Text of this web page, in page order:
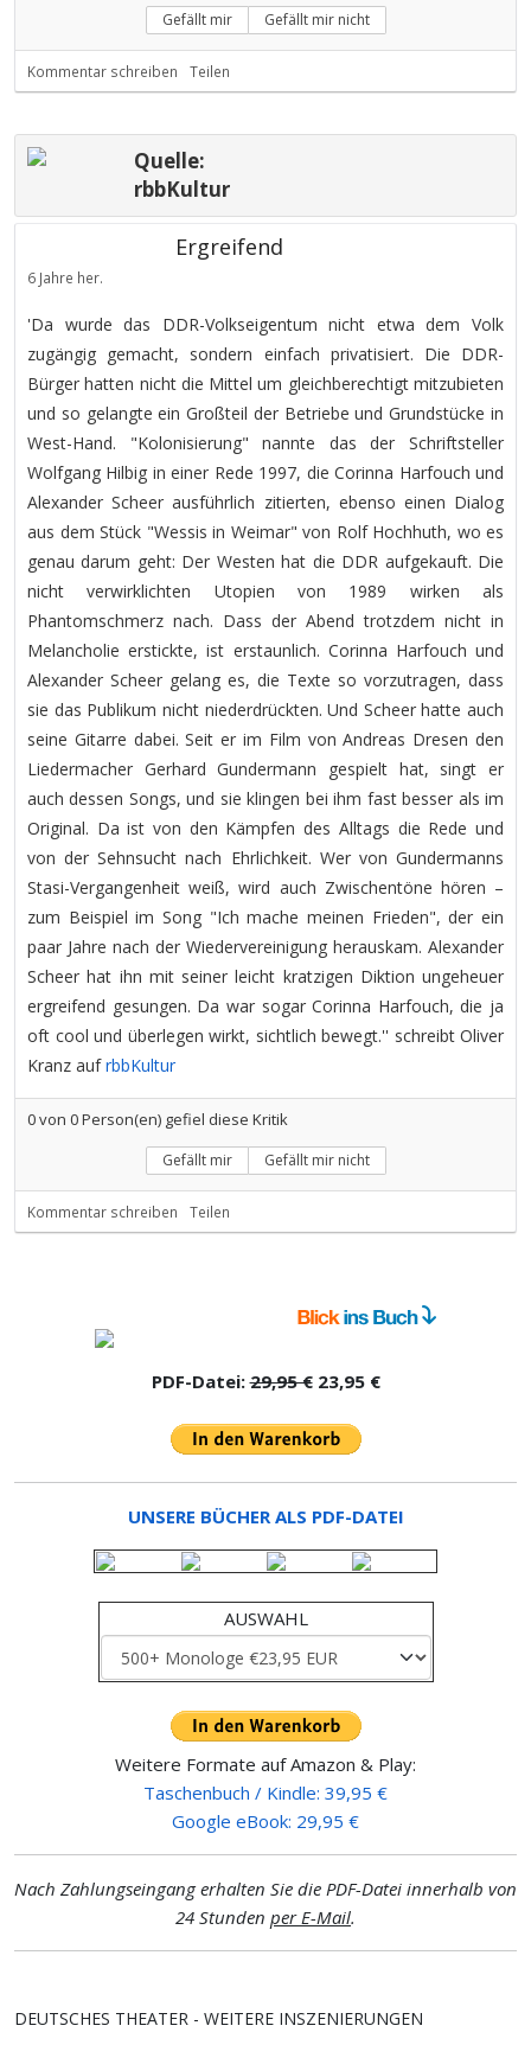
Gefällt mir Gefällt mir nicht
Kommentar schreiben Teilen
Quelle:
rbbKultur
Ergreifend
6 Jahre her.
'Da wurde das DDR-Volkseigentum nicht etwa dem Volk
zugängig gemacht, sondern einfach privatisiert. Die DDR-
Bürger hatten nicht die Mittel um gleichberechtigt mitzubieten
und so gelangte ein Großteil der Betriebe und Grundstücke in
West-Hand. "Kolonisierung" nannte das der Schriftsteller
Wolfgang Hilbig in einer Rede 1997, die Corinna Harfouch und
Alexander Scheer ausführlich zitierten, ebenso einen Dialog
aus dem Stück "Wessis in Weimar" von Rolf Hochhuth, wo es
genau darum geht: Der Westen hat die DDR aufgekauft. Die
nicht verwirklichten Utopien von 1989 wirken als
Phantomschmerz nach. Dass der Abend trotzdem nicht in
Melancholie erstickte, ist erstaunlich. Corinna Harfouch und
Alexander Scheer gelang es, die Texte so vorzutragen, dass
sie das Publikum nicht niederdrückten. Und Scheer hatte auch
seine Gitarre dabei. Seit er im Film von Andreas Dresen den
Liedermacher Gerhard Gundermann gespielt hat, singt er
auch dessen Songs, und sie klingen bei ihm fast besser als im
Original. Da ist von den Kämpfen des Alltags die Rede und
von der Sehnsucht nach Ehrlichkeit. Wer von Gundermanns
Stasi-Vergangenheit weiß, wird auch Zwischentöne hören –
zum Beispiel im Song "Ich mache meinen Frieden", der ein
paar Jahre nach der Wiedervereinigung herauskam. Alexander
Scheer hat ihn mit seiner leicht kratzigen Diktion ungeheuer
ergreifend gesungen. Da war sogar Corinna Harfouch, die ja
oft cool und überlegen wirkt, sichtlich bewegt.'' schreibt Oliver
Kranz aufrbbKultur
0von 0Person(en) gefiel diese Kritik
Gefällt mir Gefällt mir nicht
Kommentar schreiben Teilen
PDF-Datei:29,95 €23,95 €
UNSERE BÜCHER ALS PDF-DATEI
AUSWAHL
Weitere Formate auf Amazon & Play:
Taschenbuch / Kindle: 39,95 €
Google eBook: 29,95 €
Nach Zahlungseingang erhalten Sie die PDF-Datei innerhalb von
24 Stunden per E-Mail.
DEUTSCHES THEATER - WEITERE INSZENIERUNGEN